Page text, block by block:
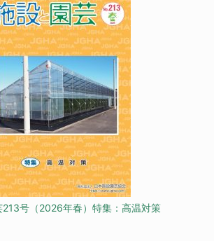
213号（2026年春）特集：高温対策